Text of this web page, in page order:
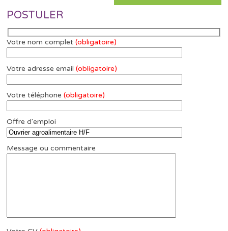
POSTULER
Votre nom complet(obligatoire)
Votre adresse email(obligatoire)
Votre téléphone(obligatoire)
Offre d'emploi
Message ou commentaire